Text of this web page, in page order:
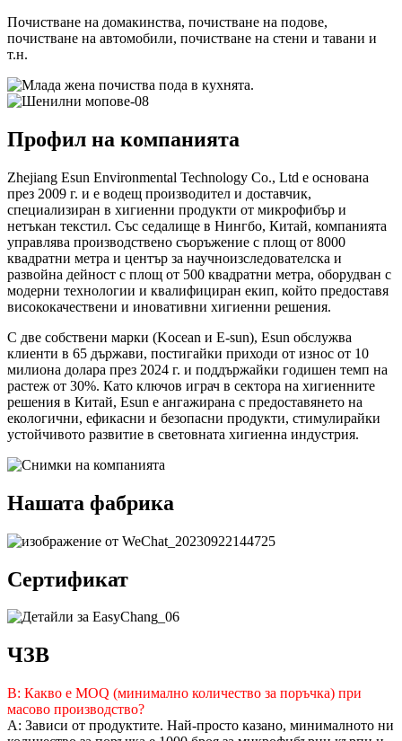
Почистване на домакинства, почистване на подове,
почистване на автомобили, почистване на стени и тавани и
т.н.
Профил на компанията
Zhejiang Esun Environmental Technology Co., Ltd е основана
през 2009 г. и е водещ производител и доставчик,
специализиран в хигиенни продукти от микрофибър и
нетъкан текстил. Със седалище в Нингбо, Китай, компанията
управлява производствено съоръжение с площ от 8000
квадратни метра и център за научноизследователска и
развойна дейност с площ от 500 квадратни метра, оборудван с
модерни технологии и квалифициран екип, който предоставя
висококачествени и иновативни хигиенни решения.
С две собствени марки (Kocean и E-sun), Esun обслужва
клиенти в 65 държави, постигайки приходи от износ от 10
милиона долара през 2024 г. и поддържайки годишен темп на
растеж от 30%. Като ключов играч в сектора на хигиенните
решения в Китай, Esun е ангажирана с предоставянето на
екологични, ефикасни и безопасни продукти, стимулирайки
устойчивото развитие в световната хигиенна индустрия.
Нашата фабрика
Сертификат
ЧЗВ
В: Какво е MOQ (минимално количество за поръчка) при
масово производство?
A: Зависи от продуктите. Най-просто казано, минималното ни